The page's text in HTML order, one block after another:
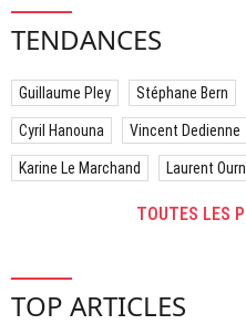
TENDANCES
Guillaume Pley Stéphane Bern
Cyril Hanouna Vincent Dedienne
Karine Le Marchand Laurent
TOUTES LES
TOP ARTICLES